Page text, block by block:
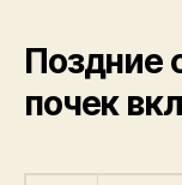
Поздние
почек